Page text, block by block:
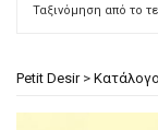
Petit Desir>